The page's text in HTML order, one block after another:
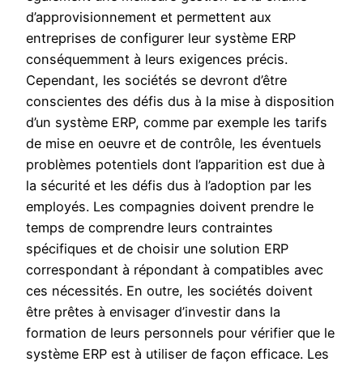
d’approvisionnement et permettent aux
entreprises de configurer leur système ERP
conséquemment à leurs exigences précis.
Cependant, les sociétés se devront d’être
conscientes des défis dus à la mise à disposition
d’un système ERP, comme par exemple les tarifs
de mise en oeuvre et de contrôle, les éventuels
problèmes potentiels dont l’apparition est due à
la sécurité et les défis dus à l’adoption par les
employés. Les compagnies doivent prendre le
temps de comprendre leurs contraintes
spécifiques et de choisir une solution ERP
correspondant à répondant à compatibles avec
ces nécessités. En outre, les sociétés doivent
être prêtes à envisager d’investir dans la
formation de leurs personnels pour vérifier que le
système ERP est à utiliser de façon efficace. Les